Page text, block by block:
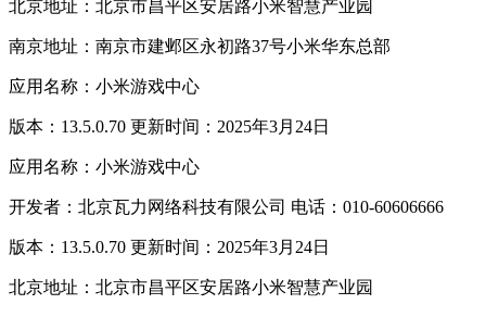
北京地址：北京市昌平区安居路小米智慧产业园
南京地址：南京市建邺区永初路37号小米华东总部
应用名称：小米游戏中心
版本：13.5.0.70 更新时间：2025年3月24日
应用名称：小米游戏中心
开发者：北京瓦力网络科技有限公司 电话：010-60606666
版本：13.5.0.70 更新时间：2025年3月24日
北京地址：北京市昌平区安居路小米智慧产业园